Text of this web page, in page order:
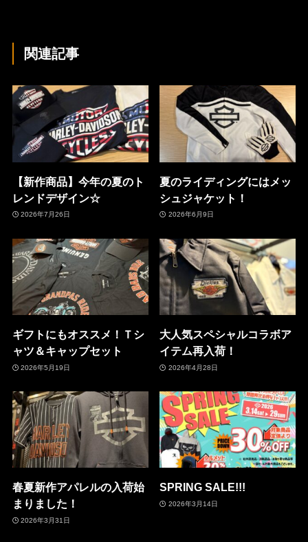
関連記事
【新作商品】今年の夏のト
レンドデザイン☆
2026年7月26日
夏のライディングにはメッ
シュジャケット！
2026年6月9日
ギフトにもオススメ！Ｔシ
ャツ＆キャップセット
2026年5月19日
大人気スペシャルコラボア
イテム再入荷！
2026年4月28日
春夏新作アパレルの入荷始
まりました！
2026年3月31日
SPRING SALE!!!
2026年3月14日